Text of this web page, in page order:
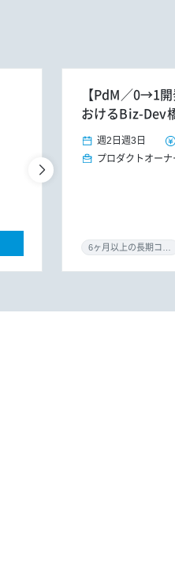
【PdM／0→1
おけるBiz-Dev
週2日 週3日
プロダクトオー